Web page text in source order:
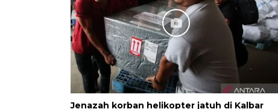
Jenazah korban helikopter jatuh di Kalbar